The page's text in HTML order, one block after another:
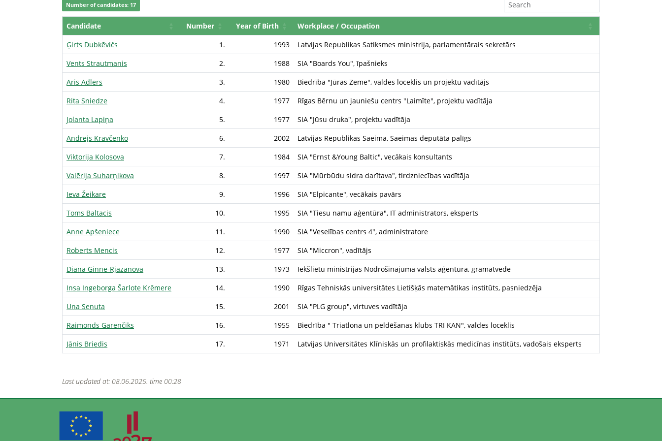
Number of candidates: 17
Candidate Number Year of Birth
Workplace / Occupation
Ģirts Dubkēvičs
1. 1993
Latvijas Republikas Satiksmes ministrija, parlamentārais sekretārs
Vents Strautmanis
2. 1988
SIA "Boards You", īpašnieks
Āris Ādlers
3. 1980
Biedrība "Jūras Zeme", valdes loceklis un projektu vadītājs
Rita Sniedze
4. 1977
Rīgas Bērnu un jauniešu centrs "Laimīte", projektu vadītāja
Jolanta Lapiņa
5. 1977
SIA "Jūsu druka", projektu vadītāja
Andrejs Kravčenko
6. 2002
Latvijas Republikas Saeima, Saeimas deputāta palīgs
Viktorija Kolosova
7. 1984
SIA "Ernst &Young Baltic", vecākais konsultants
Valērija Suharņikova
8. 1997
SIA "Mūrbūdu sidra darītava", tirdzniecības vadītāja
Ieva Žeikare
9. 1996
SIA "Elpicante", vecākais pavārs
Toms Baltacis
10. 1995
SIA "Tiesu namu aģentūra", IT administrators, eksperts
Anne Apšeniece
11. 1990
SIA "Veselības centrs 4", administratore
Roberts Mencis
12. 1977
SIA "Miccron", vadītājs
Diāna Ginne-Rjazanova
13. 1973
Iekšlietu ministrijas Nodrošinājuma valsts aģentūra, grāmatvede
Insa Ingeborga Šarlote Krēmere
14. 1990
Rīgas Tehniskās universitātes Lietišķās matemātikas institūts, pasniedzēja
Una Senuta
15. 2001
SIA "PLG group", virtuves vadītāja
Raimonds Garenčiks
16. 1955
Biedrība " Triatlona un peldēšanas klubs TRI KAN", valdes loceklis
Jānis Briedis
17. 1971 Latvijas Universitātes Klīniskās un profilaktiskās medicīnas institūts, vadošais eksperts
Last updated at: 08.06.2025. time 00:28